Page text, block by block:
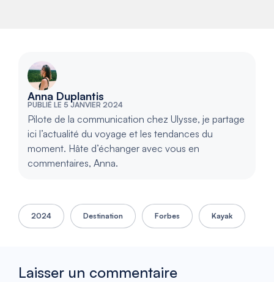
Anna Duplantis
PUBLIÉ LE 5 JANVIER 2024
Pilote de la communication chez Ulysse, je partage
ici l’actualité du voyage et les tendances du
moment. Hâte d’échanger avec vous en
commentaires, Anna.
2024 Destination Forbes Kayak
Laisser un commentaire